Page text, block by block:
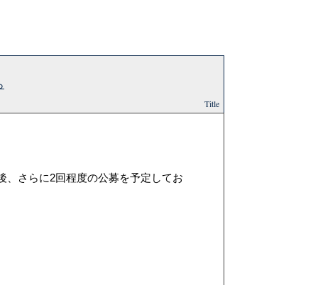
Title
、さらに2回程度の公募を予定してお